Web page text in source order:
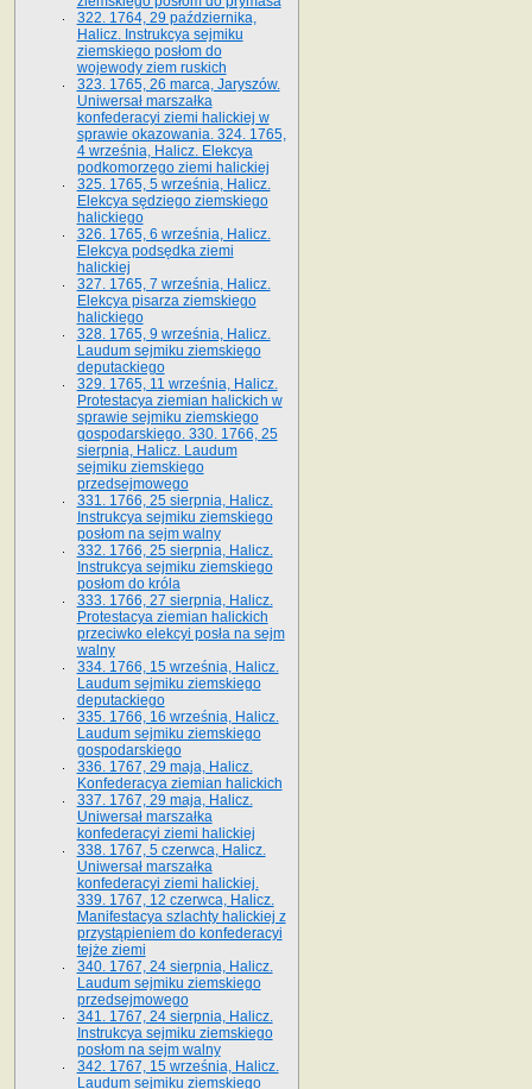
322. 1764, 29 października,
Halicz. Instrukcya sejmiku
ziemskiego posłom do
wojewody ziem ruskich
323. 1765, 26 marca, Jaryszów.
Uniwersał marszałka
konfederacyi ziemi halickiej w
sprawie okazowania. 324. 1765,
4 września, Halicz. Elekcya
podkomorzego ziemi halickiej
325. 1765, 5 września, Halicz.
Elekcya sędziego ziemskiego
halickiego
326. 1765, 6 września, Halicz.
Elekcya podsędka ziemi
halickiej
327. 1765, 7 września, Halicz.
Elekcya pisarza ziemskiego
halickiego
328. 1765, 9 września, Halicz.
Laudum sejmiku ziemskiego
deputackiego
329. 1765, 11 września, Halicz.
Protestacya ziemian halickich w
sprawie sejmiku ziemskiego
gospodarskiego. 330. 1766, 25
sierpnia, Halicz. Laudum
sejmiku ziemskiego
przedsejmowego
331. 1766, 25 sierpnia, Halicz.
Instrukcya sejmiku ziemskiego
posłom na sejm walny
332. 1766, 25 sierpnia, Halicz.
Instrukcya sejmiku ziemskiego
posłom do króla
333. 1766, 27 sierpnia, Halicz.
Protestacya ziemian halickich
przeciwko elekcyi posła na sejm
walny
334. 1766, 15 września, Halicz.
Laudum sejmiku ziemskiego
deputackiego
335. 1766, 16 września, Halicz.
Laudum sejmiku ziemskiego
gospodarskiego
336. 1767, 29 maja, Halicz.
Konfederacya ziemian halickich
337. 1767, 29 maja, Halicz.
Uniwersał marszałka
konfederacyi ziemi halickiej
338. 1767, 5 czerwca, Halicz.
Uniwersał marszałka
konfederacyi ziemi halickiej.
339. 1767, 12 czerwca, Halicz.
Manifestacya szlachty halickiej z
przystąpieniem do konfederacyi
tejże ziemi
340. 1767, 24 sierpnia, Halicz.
Laudum sejmiku ziemskiego
przedsejmowego
341. 1767, 24 sierpnia, Halicz.
Instrukcya sejmiku ziemskiego
posłom na sejm walny
342. 1767, 15 września, Halicz.
Laudum sejmiku ziemskiego